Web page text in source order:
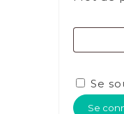
Se
Se